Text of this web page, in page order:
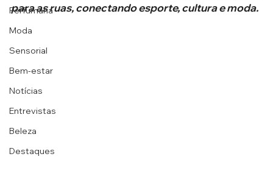
Perfumaria
Moda
Sensorial
Bem-estar
Notícias
Entrevistas
Beleza
Destaques
para as ruas, conectando esporte, cultura e moda.